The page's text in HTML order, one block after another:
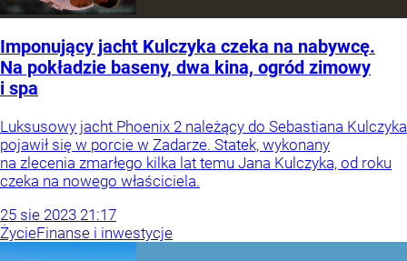
Imponujący jacht Kulczyka czeka na nabywcę.
Na pokładzie baseny, dwa kina, ogród zimowy
i spa
Luksusowy jacht Phoenix 2 należący do Sebastiana Kulczyka
pojawił się w porcie w Zadarze. Statek, wykonany
na zlecenia zmarłego kilka lat temu Jana Kulczyka, od roku
czeka na nowego właściciela.
25 sie 2023 21:17
ŻycieFinanse i inwestycje